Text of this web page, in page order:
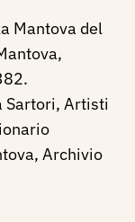
Mantova del
Sartori, Artisti
Archivio